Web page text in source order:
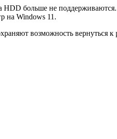
HDD больше не
на Windows 11.
возможность вернуться